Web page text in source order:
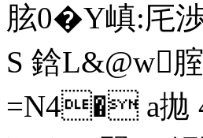
胘0�Y嵮:厇
S 鋡L&@w
=N4� a拋